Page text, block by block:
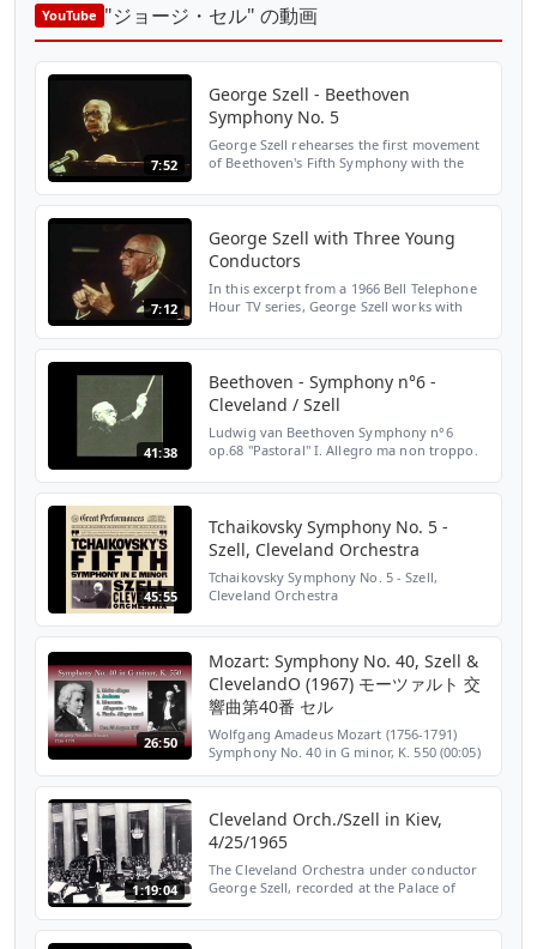
YouTube "ジョージ・セル" の動画
7:52
George Szell - Beethoven
Symphony No. 5
George Szell rehearses the first movement
of Beethoven's Fifth Symphony with the
7:12
George Szell with Three Young
Conductors
In this excerpt from a 1966 Bell Telephone
Hour TV series, George Szell works with
41:38
Beethoven - Symphony n°6 -
Cleveland / Szell
Ludwig van Beethoven Symphony n°6
op.68 "Pastoral" I. Allegro ma non troppo.
45:55
Tchaikovsky Symphony No. 5 -
Szell, Cleveland Orchestra
Tchaikovsky Symphony No. 5 - Szell,
Cleveland Orchestra
26:50
Mozart: Symphony No. 40, Szell &
ClevelandO (1967) モーツァルト 交
響曲第40番 セル
Wolfgang Amadeus Mozart (1756-1791)
Symphony No. 40 in G minor, K. 550 (00:05)
1:19:04
Cleveland Orch./Szell in Kiev,
4/25/1965
The Cleveland Orchestra under conductor
George Szell, recorded at the Palace of